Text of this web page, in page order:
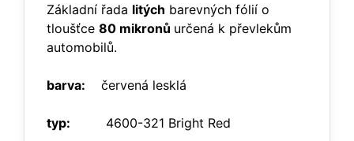
Základní řada litých barevných fólií o
tloušťce 80 mikronů určená k převlekům
automobilů.
barva: červená lesklá
typ: 4600-321 Bright Red